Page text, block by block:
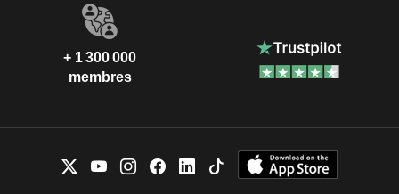
+ 1 300 000
membres